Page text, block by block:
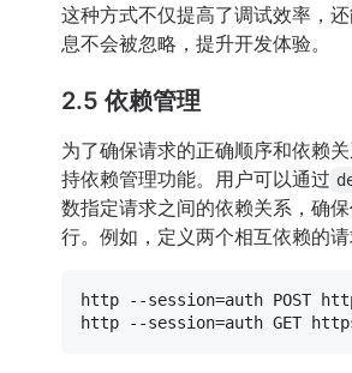
这种方式不仅提高了调试效率，
息不会被忽略，提升开发体验。
2.5 依赖管理
为了确保请求的正确顺序和依赖
持依赖管理功能。用户可以通过
数指定请求之间的依赖关系，确
行。例如，定义两个相互依赖的请
http --session=auth POST